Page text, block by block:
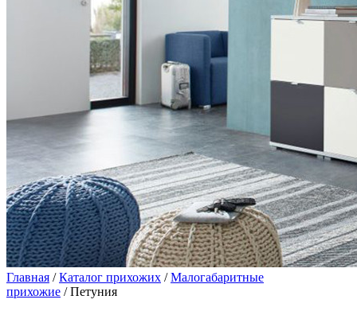
Главная /Каталог прихожих /Малогабаритные
прихожие / Петуния